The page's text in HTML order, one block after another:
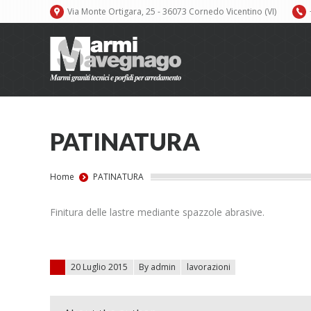
Via Monte Ortigara, 25 - 36073 Cornedo Vicentino (VI)
PATINATURA
You are here:
Home PATINATURA
Finitura delle lastre mediante spazzole abrasive.
Posted on
20 Luglio 2015 By admin lavorazioni